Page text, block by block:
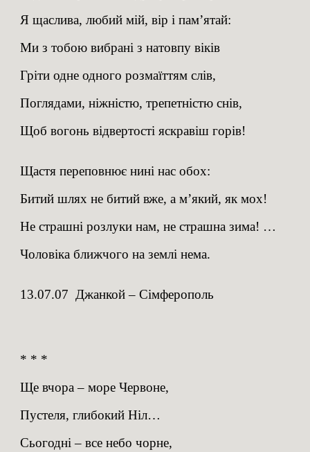
Я щаслива, любий мій, вір і пам’ятай:
Ми з тобою вибрані з натовпу віків
Гріти одне одного розмаїттям слів,
Поглядами, ніжністю, трепетністю снів,
Щоб вогонь відвертості яскравіш горів!
Щастя переповнює нині нас обох:
Битий шлях не битий вже, а м’який, як мох!
Не страшні розлуки нам, не страшна зима! …
Чоловіка ближчого на землі нема.
13.07.07 Джанкой – Сімферополь
* * *
Ще вчора – море Червоне,
Пустеля, глибокий Ніл…
Сьогодні – все небо чорне,